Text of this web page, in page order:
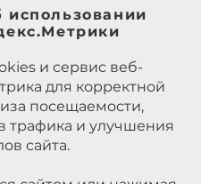
и сервис веб-
для корректной
посещаемости,
трафика и улучшения
сайта.